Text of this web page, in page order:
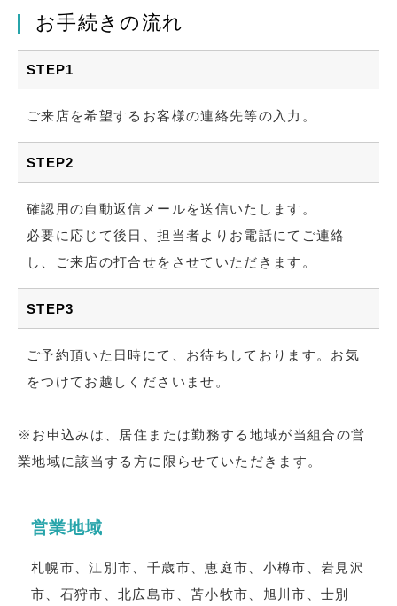
お手続きの流れ
STEP1
ご来店を希望するお客様の連絡先等の入力。
STEP2
確認用の自動返信メールを送信いたします。
必要に応じて後日、担当者よりお電話にてご連絡
し、ご来店の打合せをさせていただきます。
STEP3
ご予約頂いた日時にて、お待ちしております。お気
をつけてお越しくださいませ。
※お申込みは、居住または勤務する地域が当組合の営
業地域に該当する方に限らせていただきます。
営業地域
札幌市、江別市、千歳市、恵庭市、小樽市、岩見沢
市、石狩市、北広島市、苫小牧市、旭川市、士別